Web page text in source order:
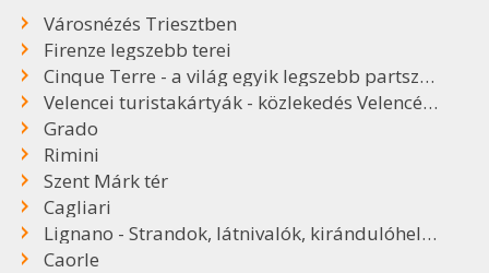
Városnézés Triesztben
Firenze legszebb terei
Cinque Terre - a világ egyik legszebb partszakasza
Velencei turistakártyák - közlekedés Velencében
Grado
Rimini
Szent Márk tér
Cagliari
Lignano - Strandok, látnivalók, kirándulóhelyek
Caorle